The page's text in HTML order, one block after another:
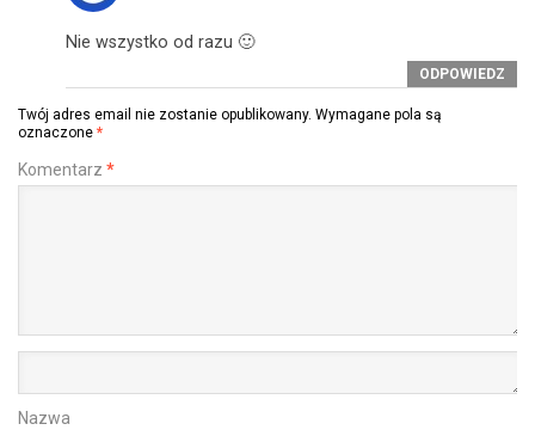
Nie wszystko od razu 🙂
ODPOWIEDZ
Twój adres email nie zostanie opublikowany. Wymagane pola są
oznaczone *
Komentarz *
Nazwa